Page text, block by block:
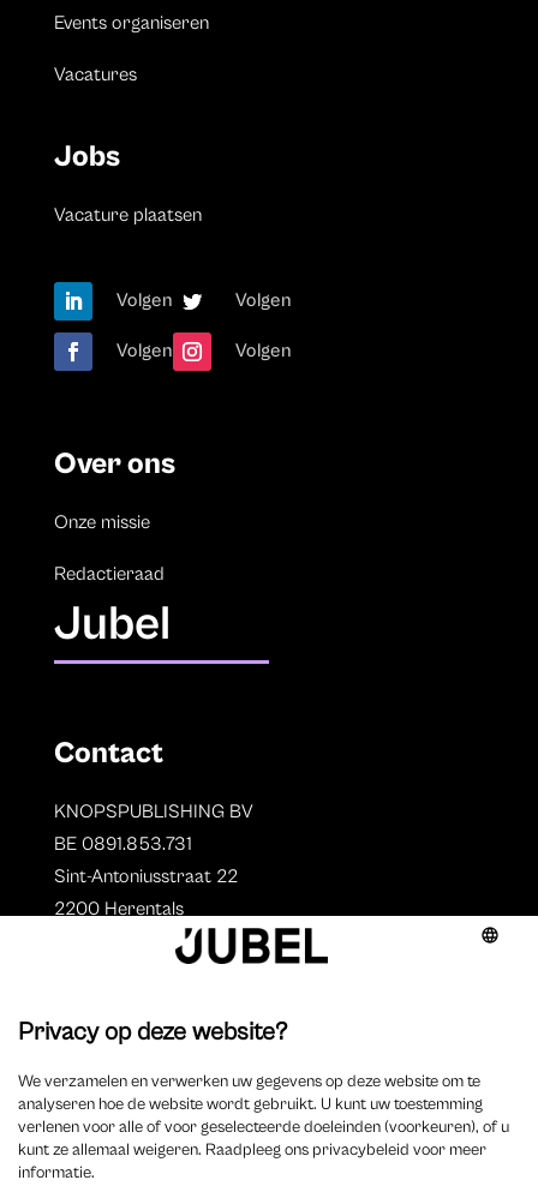
Events organiseren
Vacatures
Jobs
Vacature plaatsen
Volgen Volgen
Volgen Volgen
Over ons
Onze missie
Redactieraad
Jubel
Contact
KNOPSPUBLISHING BV
BE 0891.853.731
Sint-Antoniusstraat 22
2200 Herentals
Auteurs
Overzicht auteurs
Auteur worden?